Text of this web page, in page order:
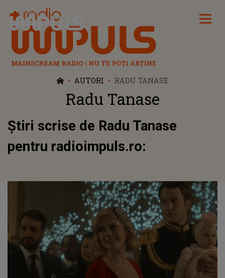
Radio Impuls
AUTORI RADU TANASE
Radu Tanase
Știri scrise de Radu Tanase
pentru radioimpuls.ro: